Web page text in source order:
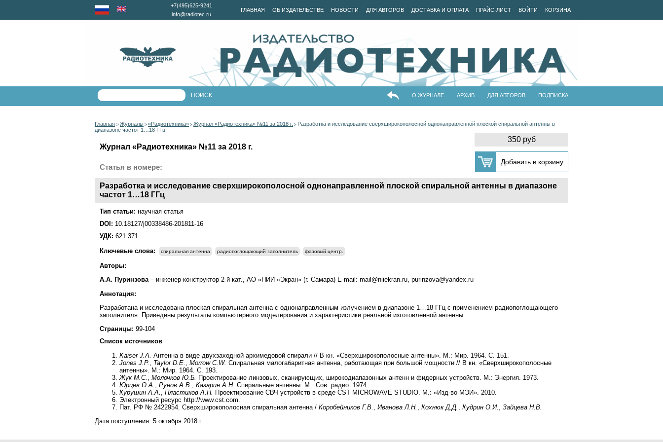
ГЛАВНАЯ ОБ ИЗДАТЕЛЬСТВЕ НОВОСТИ ДЛЯ АВТОРОВ ДОСТАВКА И ОПЛАТА ПРАЙС-ЛИСТ ВОЙТИ КОРЗИНА
+7(495)625-9241
info@radiotec.ru
О ЖУРНАЛЕ АРХИВ ДЛЯ АВТОРОВ ПОДПИСКА
Главная > Журналы > «Радиотехника» > Журнал «Радиотехника» №11 за 2018 г. > Разработка и исследование сверхширокополосной однонаправленной плоской спиральной антенны в
диапазоне частот 1…18 ГГц
350 руб
Журнал «Радиотехника» №11 за 2018 г.
Статья в номере:
Разработка и исследование сверхширокополосной однонаправленной плоской спиральной антенны в диапазоне
частот 1…18 ГГц
Тип статьи: научная статья
DOI: 10.18127/j00338486-201811-16
УДК: 621.371
Ключевые слова:
спиральная антенна радиопоглощающий заполнитель фазовый центр.
Авторы:
А.А. Пуринзова– инженер-конструктор 2-й кат., АО «НИИ «Экран» (г. Самара) E-mail: mail@niiekran.ru, purinzova@yandex.ru
Аннотация:
Разработана и исследована плоская спиральная антенна с однонаправленным излучением в диапазоне 1…18 ГГц c применением радиопоглощающего
заполнителя. Приведены результаты компьютерного моделирования и характеристики реальной изготовленной антенны.
Страницы: 99-104
Список источников
Kaiser J.A. Антенна в виде двухзаходной архимедовой спирали // В кн. «Сверхширокополосные антенны». М.: Мир. 1964. С. 151.
Jones J.P.
Taylor D.E. Morrow C.W. Спиральная малогабаритная антенна, работающая при большой мощности // В кн. «Сверхширокополосные
антенны». М.: Мир. 1964. С. 193.
Жук М.С.
Молочков Ю.Б. Проектирование линзовых, сканирующих, широкодиапазонных антенн и фидерных устройств. М.: Энергия. 1973.
Юрцев О.А.
Рунов А.В. Казарин А.Н. Спиральные антенны. М.: Сов. радио. 1974.
Курушин А.А.
Пластиков А.Н. Проектирование СВЧ устройств в среде CST MICROWAVE STUDIO. М.: «Изд-во МЭИ». 2010.
Электронный ресурс http://www.cst.com.
Пат. РФ № 2422954. Сверхширокополосная спиральная антенна / Коробейников Г.В. Иванова Л.Н. Кохнюк Д.Д. Кудрин О.И.
Зайцева Н.В.
Дата поступления: 5 октября 2018 г.